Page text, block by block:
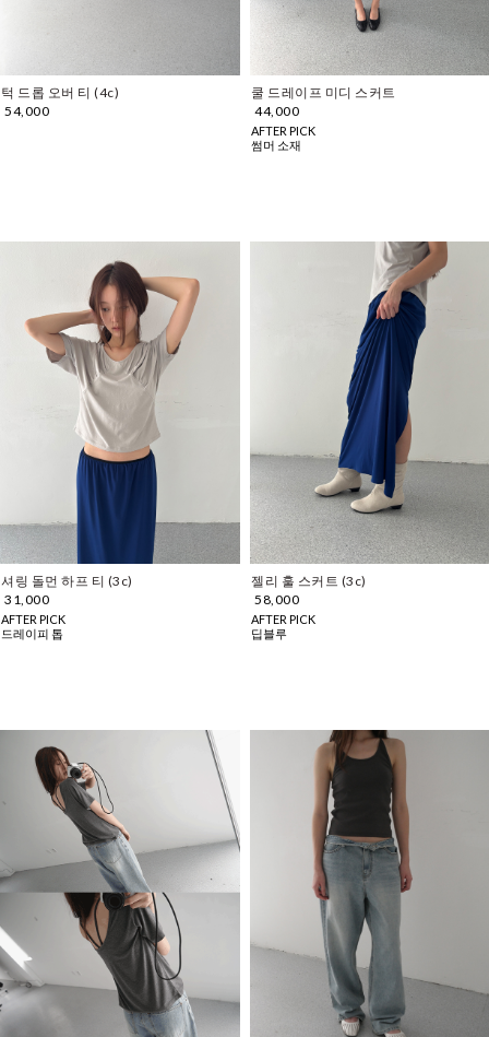
턱 드롭 오버 티 (4c)
54,000
쿨 드레이프 미디 스커트
44,000
AFTER PICK
썸머 소재
셔링 돌먼 하프 티 (3c)
31,000
AFTER PICK
드레이피 톱
젤리 훌 스커트 (3c)
58,000
AFTER PICK
딥블루